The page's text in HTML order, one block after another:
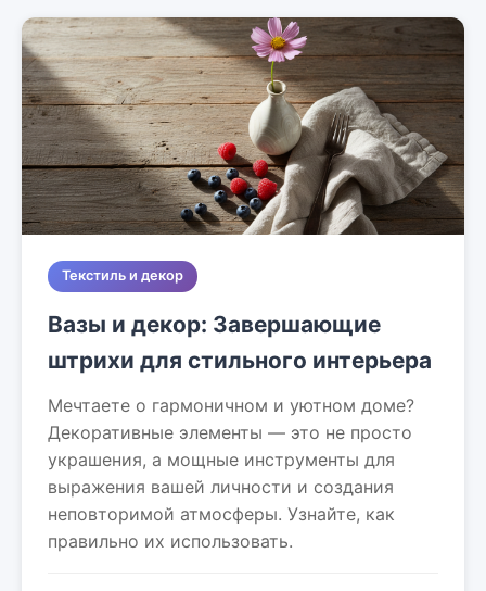
Текстиль и декор
Вазы и декор: Завершающие
штрихи для стильного интерьера
Мечтаете о гармоничном и уютном доме?
Декоративные элементы — это не просто
украшения, а мощные инструменты для
выражения вашей личности и создания
неповторимой атмосферы. Узнайте, как
правильно их использовать.